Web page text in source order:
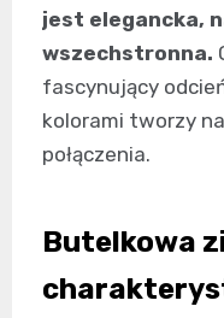
jest elegancka,
wszechstronna.
fascynujący
kolorami tworzy
połączenia.
Butelkowa